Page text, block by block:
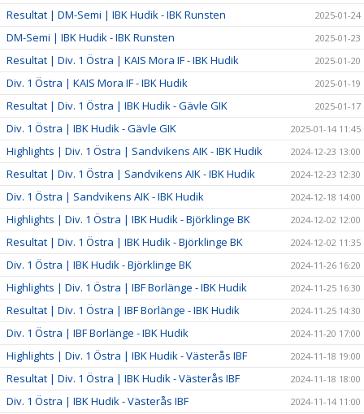
Resultat | DM-Semi | IBK Hudik - IBK Runsten 2025-01-24
DM-Semi | IBK Hudik - IBK Runsten 2025-01-23
Resultat | Div. 1 Östra | KAIS Mora IF - IBK Hudik 2025-01-20
Div. 1 Östra | KAIS Mora IF - IBK Hudik 2025-01-19
Resultat | Div. 1 Östra | IBK Hudik - Gävle GIK 2025-01-17
Div. 1 Östra | IBK Hudik - Gävle GIK 2025-01-14 11:45
Highlights | Div. 1 Östra | Sandvikens AIK - IBK Hudik 2024-12-23 13:00
Resultat | Div. 1 Östra | Sandvikens AIK - IBK Hudik 2024-12-23 12:30
Div. 1 Östra | Sandvikens AIK - IBK Hudik 2024-12-18 14:00
Highlights | Div. 1 Östra | IBK Hudik - Björklinge BK 2024-12-02 12:00
Resultat | Div. 1 Östra | IBK Hudik - Björklinge BK 2024-12-02 11:35
Div. 1 Östra | IBK Hudik - Björklinge BK 2024-11-26 16:20
Highlights | Div. 1 Östra | IBF Borlänge - IBK Hudik 2024-11-25 16:30
Resultat | Div. 1 Östra | IBF Borlänge - IBK Hudik 2024-11-25 14:30
Div. 1 Östra | IBF Borlänge - IBK Hudik 2024-11-20 17:00
Highlights | Div. 1 Östra | IBK Hudik - Västerås IBF 2024-11-18 19:00
Resultat | Div. 1 Östra | IBK Hudik - Västerås IBF 2024-11-18 18:00
Div. 1 Östra | IBK Hudik - Västerås IBF 2024-11-14 11:00